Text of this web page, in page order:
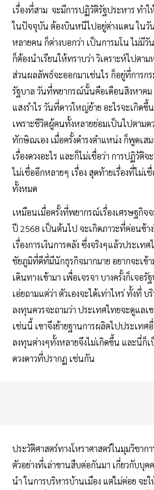
เรื่องที่สาม จะมีการปฏิวัติรัฐประหาร ทำ
ในปัจจุบัน ต้องบินหนีไปอยู่ต่างแดน ใน
หลายคน ก็ต่างบอกว่า เป็นการมโน ไม่มีวั
ก็ต้องนำเรียนให้ทราบว่า วิเคราะห์ไปตาม
ส่วนผลลัพธ์จะออกมาเช่นไร ก็อยู่ที่การก
รัฐบาล วันที่พยากรณ์นั้นคือเดือนสิงหาคม
แสงรำไร วันที่ดาวใหญ่ย้าย อะไรจะเกิดขึ้
เพราะชีวิตผู้คนทั้งหลายย่อมเป็นไปตามด
ทักษิณเอง เมื่อครั้งดำรงตำแหน่ง ก็พูดเส
เรื่องดวงอะไร และก็ไม่เชื่อว่า การปฏิวัติ
ไม่เชื่ออีกหลายๆ เรื่อง สุดท้ายเรื่องที่ไม่เ
ทั้งหมด
เหมือนเมื่อครั้งที่พยากรณ์เรื่องเศรษฐกิจ
ปี 2568 เป็นต้นไป จะเกิดภาวะที่ค่อนข้า
เรื่องการเงินการคลัง ซึ่งจริงๆแล้วประเท
ชัยภูมิที่ดีที่มีนักธุรกิจมากมาย อยากจะเข้
เดินทางเข้ามา เพื่อเจรจา บางครั้งก็เจอ
เอ่ยถามแต่ว่า ตัวเองจะได้เท่าไหร่ ทั้งที่
ลงทุนควรจะถามว่า ประเทศไทยจะดูแลเข
เช่นนี้ เขาจึงย้ายฐานการผลิตไปประเทศ
ลงทุนต่างๆทั้งหลายจึงไม่เกิดขึ้น และนี่ก็
ดวงดาวที่ปรากฏ เช่นกัน
ประวัติศาสตร์ทางโหราศาสตร์ในมุมวิชาก
ตัวอย่างที่เล่าขานสืบต่อกันมา เกี่ยวกับบุ
นำ ในการบริหารบ้านเมือง แต่ไม่ค่อย จะ